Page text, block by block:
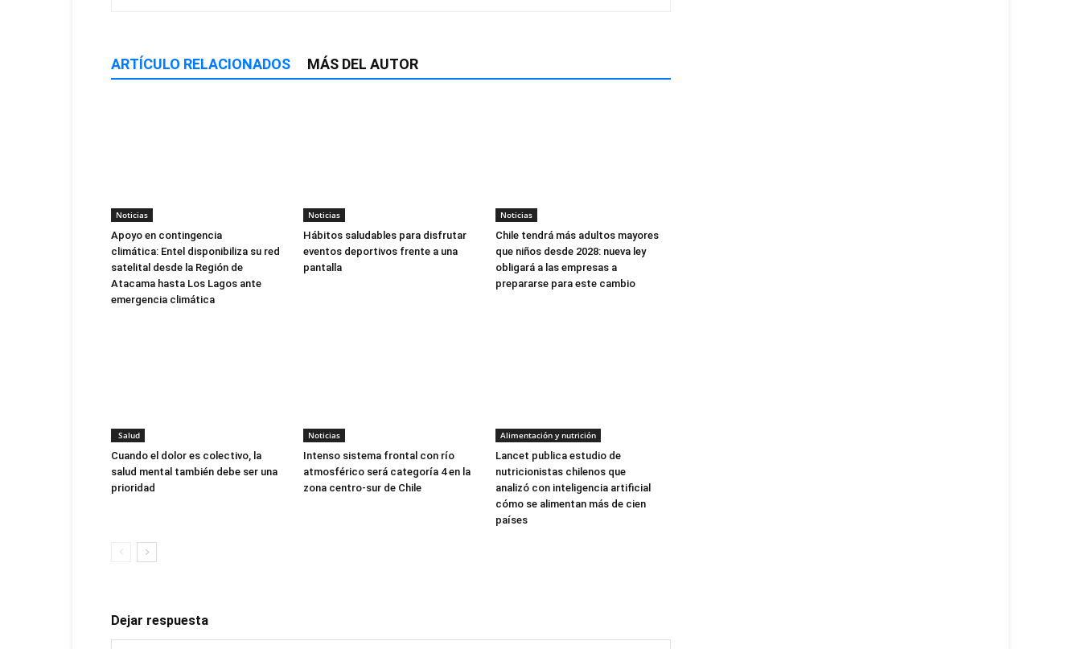
ARTÍCULO RELACIONADOS MÁS DEL AUTOR
Noticias
Apoyo en contingencia
climática: Entel disponibiliza su red
satelital desde la Región de
Atacama hasta Los Lagos ante
emergencia climática
Noticias
Hábitos saludables para disfrutar
eventos deportivos frente a una
pantalla
Noticias
Chile tendrá más adultos mayores
que niños desde 2028: nueva ley
obligará a las empresas a
prepararse para este cambio
Salud
Cuando el dolor es colectivo, la
salud mental también debe ser una
prioridad
Noticias
Intenso sistema frontal con río
atmosférico será categoría 4 en la
zona centro-sur de Chile
Alimentación y nutrición
Lancet publica estudio de
nutricionistas chilenos que
analizó con inteligencia artificial
cómo se alimentan más de cien
países
Dejar respuesta